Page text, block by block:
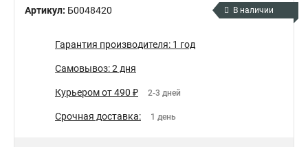
Артикул: Б0048420 В наличии
Гарантия производителя: 1 год
Самовывоз: 2 дня
Курьером от 490 ₽ 2-3 дней
Срочная доставка: 1 день